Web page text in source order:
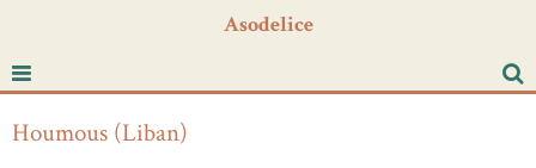
Asodelice
Houmous (Liban)